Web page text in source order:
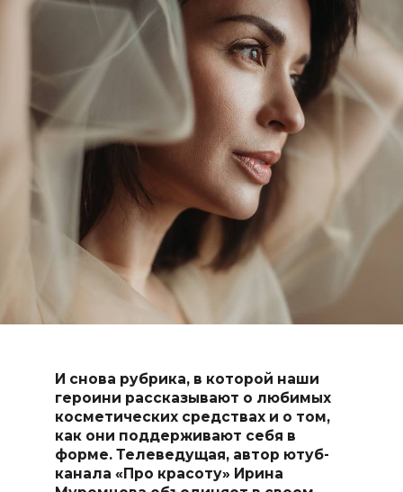
И снова рубрика, в которой наши
героини рассказывают о любимых
косметических средствах и о том,
как они поддерживают себя в
форме. Телеведущая, автор ютуб-
канала «Про красоту» Ирина